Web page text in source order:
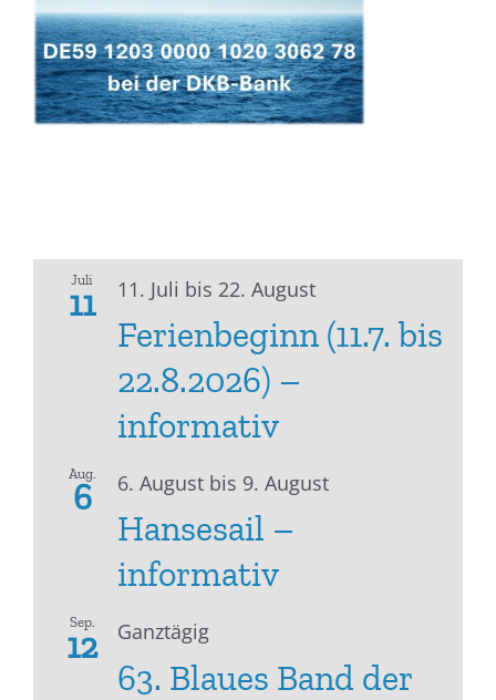
Juli
11 11. Juli bis 22. August
Ferienbeginn (11.7. bis
22.8.2026) –
informativ
Aug.
6 6. August bis 9. August
Hansesail –
informativ
Sep.
12 Ganztägig
63. Blaues Band der